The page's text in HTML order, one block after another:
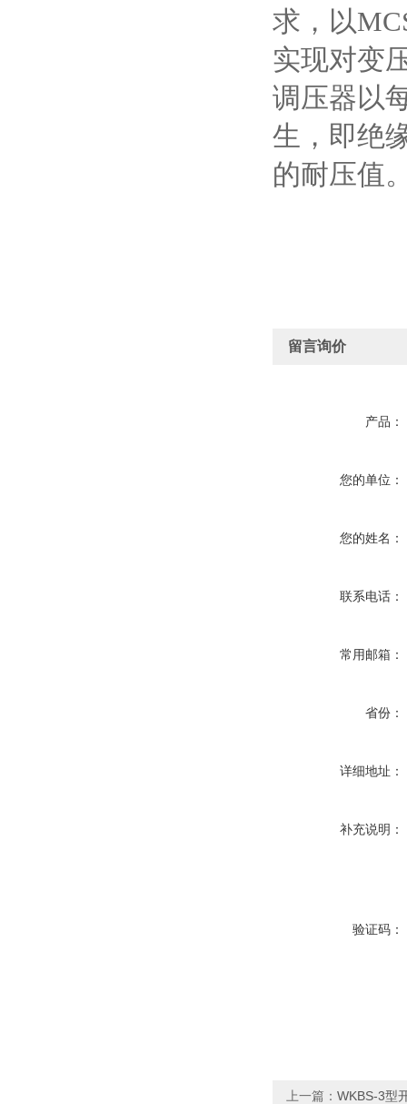
求，以
实现对变
调压器以
生，即绝
的耐压值
留言询价
产品：
您的单位：
您的姓名：
联系电话：
常用邮箱：
省份：
详细地址：
补充说明：
验证码：
上一篇： WKBS-3型